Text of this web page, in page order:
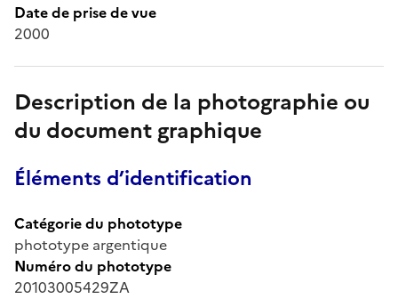
Date de prise de vue
2000
Description de la photographie ou
du document graphique
Éléments d’identification
Catégorie du phototype
phototype argentique
Numéro du phototype
20103005429ZA